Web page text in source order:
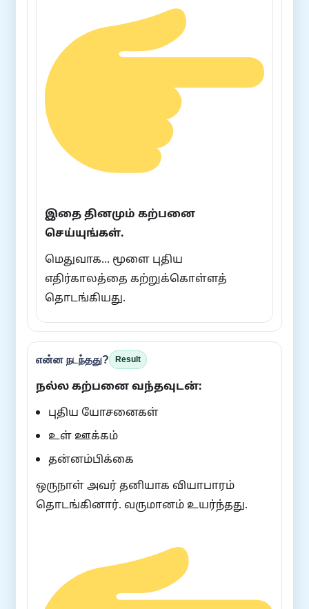
இதை தினமும் கற்பனை
செய்யுங்கள்.
மெதுவாக… மூளை புதிய
எதிர்காலத்தை கற்றுக்கொள்ளத்
தொடங்கியது.
என்ன நடந்தது? Result
நல்ல கற்பனை வந்தவுடன்:
புதிய யோசனைகள்
உள் ஊக்கம்
தன்னம்பிக்கை
ஒருநாள் அவர் தனியாக வியாபாரம்
தொடங்கினார். வருமானம் உயர்ந்தது.